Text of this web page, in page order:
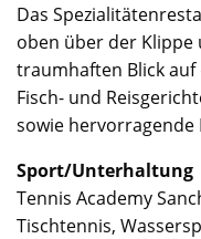
Das
oben über der
traumhaften Blick
Fisch- und
sowie hervorragende
Sport/Unterhaltung
Tennis Academy
Tischtennis,